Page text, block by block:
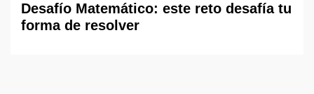
Desafío Matemático: este reto desafía tu
forma de resolver